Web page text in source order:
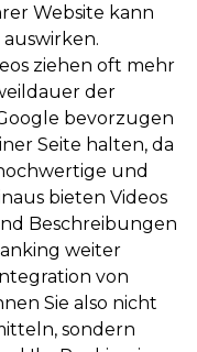
Website kann
ziehen oft mehr
der
bevorzugen
Seite halten, da
und
bieten Videos
Beschreibungen
weiter
von
Sie also nicht
sondern